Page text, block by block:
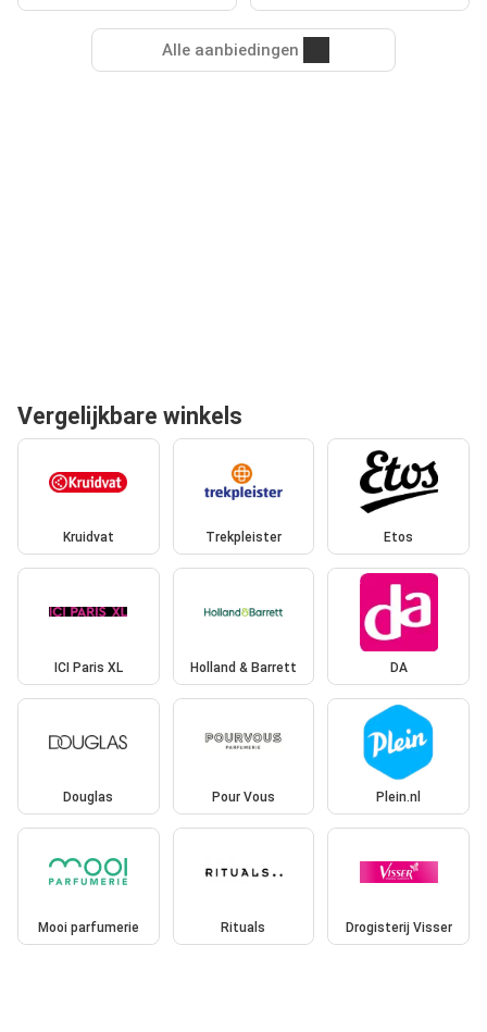
Alle aanbiedingen
Vergelijkbare winkels
Kruidvat Trekpleister Etos
ICI Paris XL Holland & Barrett DA
Douglas Pour Vous Plein.nl
Mooi parfumerie Rituals Drogisterij Visser